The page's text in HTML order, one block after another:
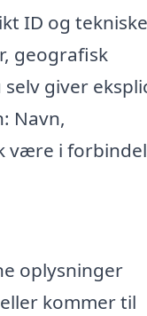
ID og tekniske
geografisk
giver
Navn,
være i
oplysninger
kommer til